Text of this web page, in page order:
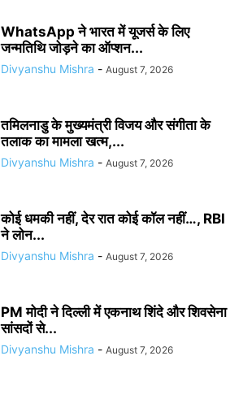
WhatsApp ने भारत में यूजर्स के लिए
जन्मतिथि जोड़ने का ऑप्शन...
Divyanshu Mishra - August 7, 2026
तमिलनाडु के मुख्यमंत्री विजय और संगीता के
तलाक का मामला खत्म,...
Divyanshu Mishra - August 7, 2026
कोई धमकी नहीं, देर रात कोई कॉल नहीं…, RBI
ने लोन...
Divyanshu Mishra - August 7, 2026
PM मोदी ने दिल्ली में एकनाथ शिंदे और शिवसेना
सांसदों से...
Divyanshu Mishra - August 7, 2026